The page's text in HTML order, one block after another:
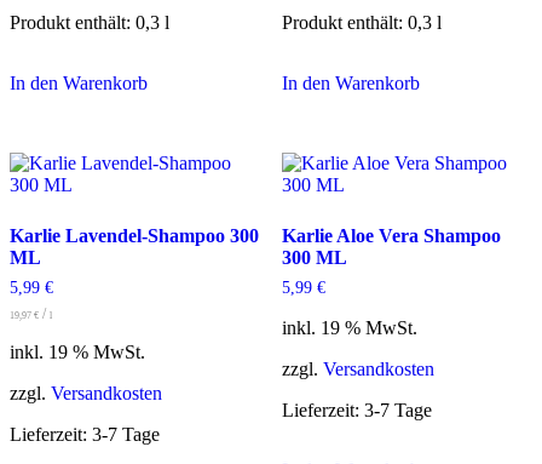
Produkt enthält: 0,3 l
In den Warenkorb
Produkt enthält: 0,3 l
In den Warenkorb
Karlie Lavendel-Shampoo 300
ML
5,99 €
19,97 € / l
inkl. 19 % MwSt.
zzgl. Versandkosten
Lieferzeit: 3-7 Tage
Karlie Aloe Vera Shampoo
300 ML
5,99 €
inkl. 19 % MwSt.
zzgl. Versandkosten
Lieferzeit: 3-7 Tage